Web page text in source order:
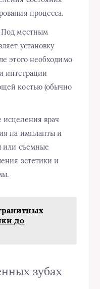
процесса.
Под местным
установку
этого необходимо
интеграции
костью (обычно
врач
на импланты и
или съемные
эстетики и
до
зубах